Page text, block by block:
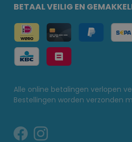
BETAAL VEILIG EN
Alle online betalingen verlopen
Bestellingen worden verzonden